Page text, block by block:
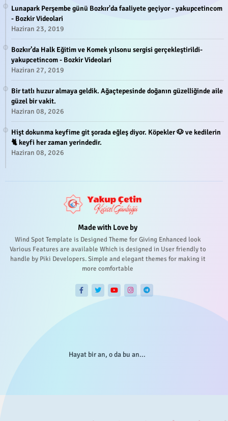
Lunapark Perşembe günü Bozkır'da faaliyete geçiyor - yakupcetincom
- Bozkir Videolari
Haziran 23, 2019
Bozkır’da Halk Eğitim ve Komek yılsonu sergisi gerçekleştirildi-
yakupcetincom - Bozkir Videolari
Haziran 27, 2019
Bir tatlı huzur almaya geldik. Ağaçtepesinde doğanın güzelliğinde aile
güzel bir vakit.
Haziran 08, 2026
Hişt dokunma keyfime git şorada eğleş diyor. Köpekler 🐶 ve kedilerin
🐈 keyfi her zaman yerindedir.
Haziran 08, 2026
Made with Love by
Wind Spot Template is Designed Theme for Giving Enhanced look
Various Features are available Which is designed in User friendly to
handle by Piki Developers. Simple and elegant themes for making it
more comfortable
Hayat bir an, o da bu an...